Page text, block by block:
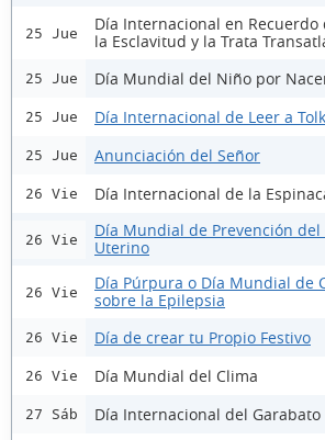
25 Jue
Día Internacional en Recuerdo
la Esclavitud y la Trata
25 Jue Día Mundial del Niño por
25 Jue Día Internacional de Leer a
25 Jue Anunciación del Señor
26 Vie Día Internacional de la
26 Vie
Día Mundial de Prevención del
Uterino
26 Vie
Día Púrpura o Día Mundial de
sobre la Epilepsia
26 Vie Día de crear tu Propio Festivo
26 Vie Día Mundial del Clima
27 Sáb Día Internacional del Garabato